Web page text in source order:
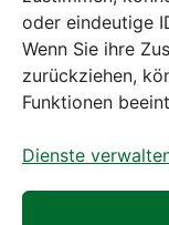
oder eindeutige
Wenn Sie ihre
zurückziehen,
Funktionen
Dienste
Bei diesem
einen B2B-
A. Rauch GmbH –
Eich- &
und
Sämtliche
gewerbliche